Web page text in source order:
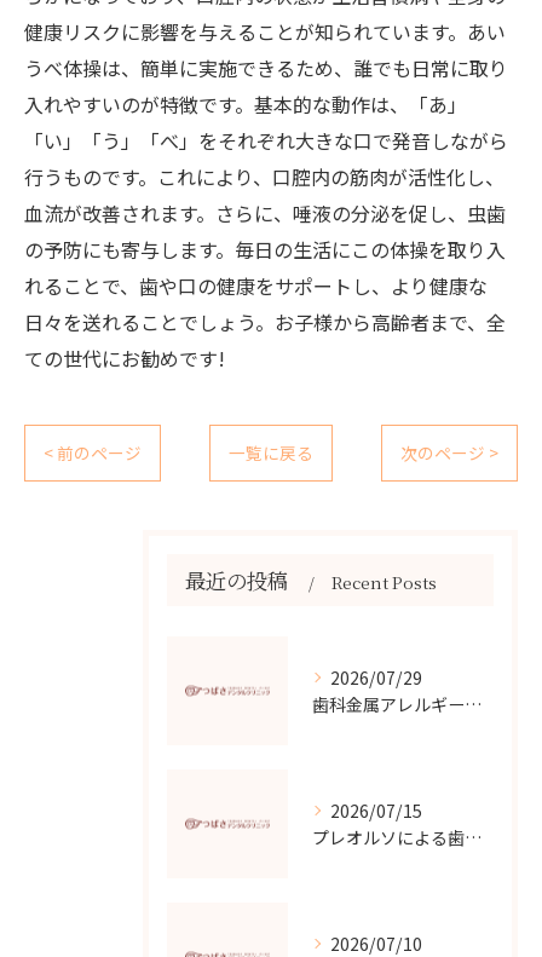
健康リスクに影響を与えることが知られています。あい
うべ体操は、簡単に実施できるため、誰でも日常に取り
入れやすいのが特徴です。基本的な動作は、「あ」
「い」「う」「べ」をそれぞれ大きな口で発音しながら
行うものです。これにより、口腔内の筋肉が活性化し、
血流が改善されます。さらに、唾液の分泌を促し、虫歯
の予防にも寄与します。毎日の生活にこの体操を取り入
れることで、歯や口の健康をサポートし、より健康な
日々を送れることでしょう。お子様から高齢者まで、全
ての世代にお勧めです!
< 前のページ 一覧に戻る 次のページ >
最近の投稿 Recent Posts
2026/07/29
歯科金属アレルギーの原因と対策
2026/07/15
プレオルソによる歯並び改善効果
2026/07/10